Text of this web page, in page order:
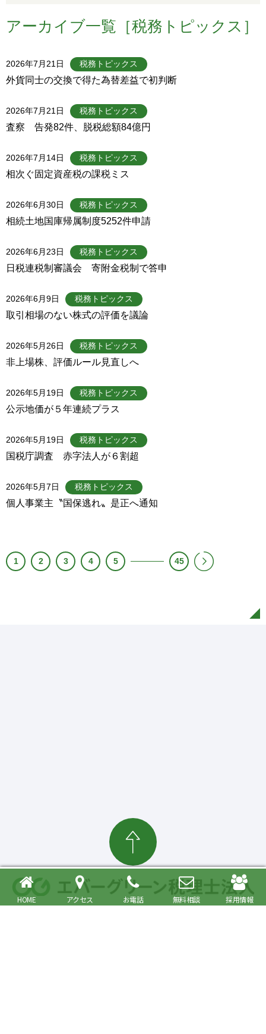
HOME アクセス お電話 無料相談 採用情報
アーカイブ一覧［税務トピックス］
2026年7月21日 税務トピックス
外貨同士の交換で得た為替差益で初判断
2026年7月21日 税務トピックス
査察 告発82件、脱税総額84億円
2026年7月14日 税務トピックス
相次ぐ固定資産税の課税ミス
2026年6月30日 税務トピックス
相続土地国庫帰属制度5252件申請
2026年6月23日 税務トピックス
日税連税制審議会 寄附金税制で答申
2026年6月9日 税務トピックス
取引相場のない株式の評価を議論
2026年5月26日 税務トピックス
非上場株、評価ルール見直しへ
2026年5月19日 税務トピックス
公示地価が５年連続プラス
2026年5月19日 税務トピックス
国税庁調査 赤字法人が６割超
2026年5月7日 税務トピックス
個人事業主〝国保逃れ〟是正へ通知
1 2 3 4 5 45